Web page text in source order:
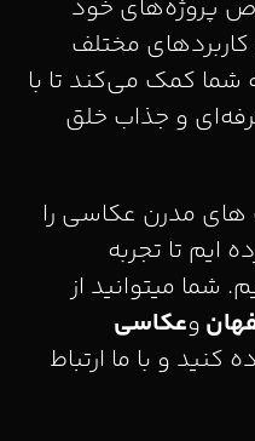
پروژه‌های خود
مختلف
کمک می‌کند تا با
و جذاب خلق
مدرن عکاسی را
ایم تا تجربه
شما میتوانید از
وعکاسی
کنید و با ما ارتباط